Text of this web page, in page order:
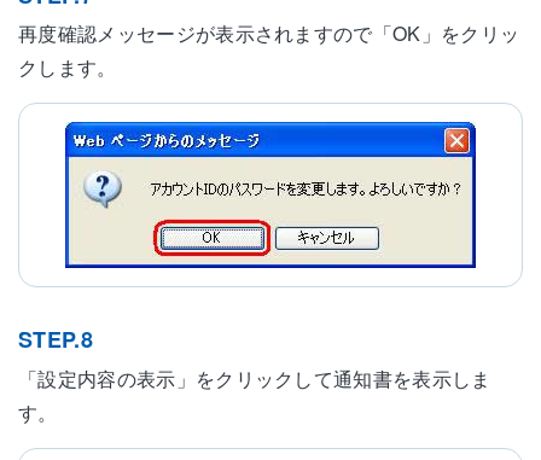
再度確認メッセージが表示されますので「OK」をクリッ
クします。
STEP.8
「設定内容の表示」をクリックして通知書を表示しま
す。